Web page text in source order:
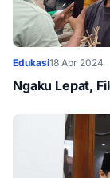
Edukasi18 Apr 2024
Ngaku Lepat,